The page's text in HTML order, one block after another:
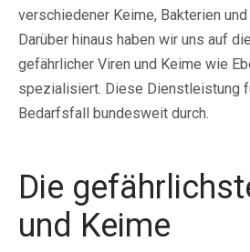
verschiedener Keime, Bakterien
Darüber hinaus haben wir uns auf
gefährlicher Viren und Keime wie
spezialisiert. Diese Dienstleistung
Bedarfsfall bundesweit durch.
Die
und Keime